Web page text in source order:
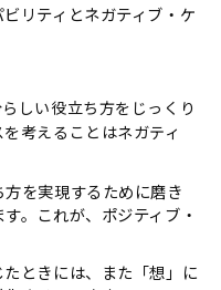
リティとネガティブ・ケ
しい役立ち方をじっくり
考えることはネガティ
方を実現するために磨き
。これが、ポジティブ・
ときには、また「想」に